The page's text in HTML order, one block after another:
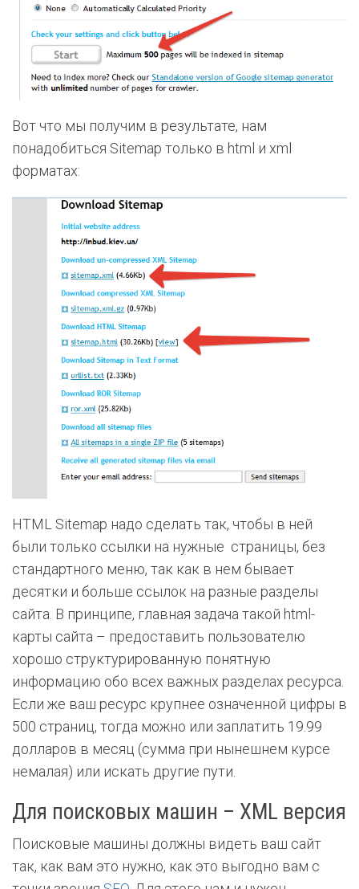
Вот что мы получим в результате, нам
понадобиться Sitemap только в html и xml
форматах:
HTML Sitemap надо сделать так, чтобы в ней
были только ссылки на нужные страницы, без
стандартного меню, так как в нем бывает
десятки и больше ссылок на разные разделы
сайта. В принципе, главная задача такой html-
карты сайта – предоставить пользователю
хорошо структурированную понятную
информацию обо всех важных разделах ресурса.
Если же ваш ресурс крупнее означенной цифры в
500 страниц, тогда можно или заплатить 19.99
долларов в месяц (сумма при нынешнем курсе
немалая) или искать другие пути.
Для поисковых машин – XML версия
Поисковые машины должны видеть ваш сайт
так, как вам это нужно, как это выгодно вам с